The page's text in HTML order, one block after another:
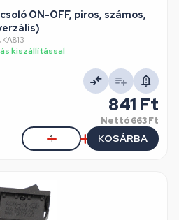
ON-OFF, piros, számos,
kiszállítással
841 Ft
Nettó663 Ft
KOSÁRBA